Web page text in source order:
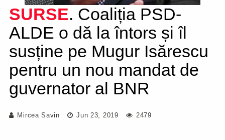
SURSE. Coaliția PSD-
ALDE o dă la întors și îl
susține pe Mugur Isărescu
pentru un nou mandat de
guvernator al BNR
Mircea Savin Jun 23, 2019 2479